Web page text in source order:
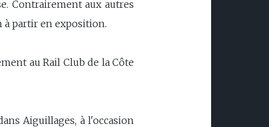
Contrairement aux autres
à partir en exposition.
au Rail Club de la Côte
Aiguillages, à l'occasion